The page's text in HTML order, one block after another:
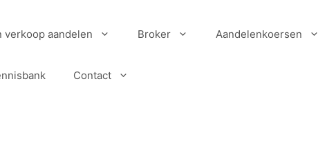
verkoop aandelen Broker Aandelenkoersen
Contact